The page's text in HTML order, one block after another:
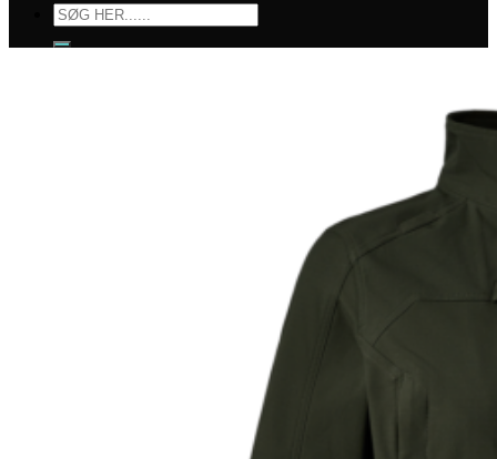
Søg
efter: